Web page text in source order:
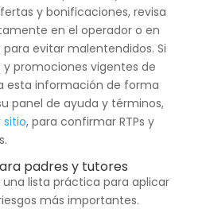
y bonificaciones, revisa
en el operador o en
evitar malentendidos. Si
promociones vigentes de
esta información de forma
panel de ayuda y términos,
sitio, para confirmar RTPs y
padres y tutores
lista práctica para aplicar
más importantes.